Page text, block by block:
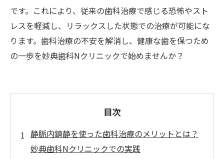
です。これにより、従来の歯科治療で感じる恐怖やスト
レスを軽減し、リラックスした状態での治療が可能にな
ります。歯科治療の不安を解消し、健康な歯を保つため
の一歩を妙典歯科Nクリニックで始めませんか？
目次
静脈内鎮静を使った歯科治療のメリットとは？
妙典歯科Nクリニックでの実践